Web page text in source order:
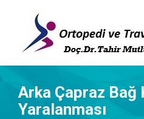
Arka Çapraz Bağ
Yaralanması